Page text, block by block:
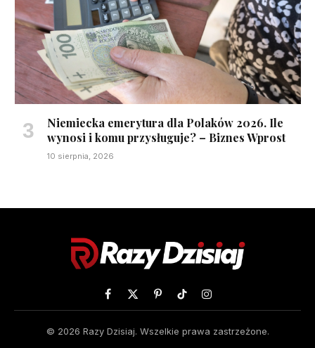
Niemiecka emerytura dla Polaków 2026. Ile
wynosi i komu przysługuje? – Biznes Wprost
10 sierpnia, 2026
Facebook
X
PinterestTikTokInstagram
© 2026 Razy Dzisiaj. Wszelkie prawa zastrzeżone.